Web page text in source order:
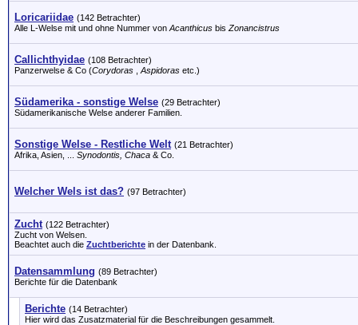
Loricariidae (142 Betrachter)
Alle L-Welse mit und ohne Nummer von Acanthicus bis Zonancistrus
Callichthyidae (108 Betrachter)
Panzerwelse & Co (Corydoras Aspidoras etc.)
Südamerika - sonstige Welse (29 Betrachter)
Südamerikanische Welse anderer Familien.
Sonstige Welse - Restliche Welt (21 Betrachter)
Afrika, Asien, ... Synodontis, Chaca & Co.
Welcher Wels ist das? (97 Betrachter)
Zucht (122 Betrachter)
Zucht von Welsen.
Beachtet auch die Zuchtberichte in der Datenbank.
Datensammlung (89 Betrachter)
Berichte für die Datenbank
Berichte (14 Betrachter)
Hier wird das Zusatzmaterial für die Beschreibungen gesammelt.